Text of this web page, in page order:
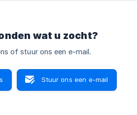
wat u zocht?
of stuur ons een e-mail.
Stuur ons een e-mail